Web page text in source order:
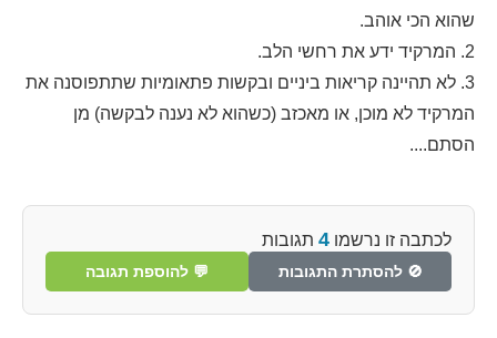
שהוא הכי אוהב.
2. המרקיד ידע את רחשי הלב.
3. לא תהיינה קריאות ביניים ובקשות פתאומיות שתתפוסנה את
המרקיד לא מוכן, או מאכזב (כשהוא לא נענה לבקשה) מן
הסתם....
לכתבה זו נרשמו 4 תגובות
🚫 להסתרת התגובות 💬 להוספת תגובה